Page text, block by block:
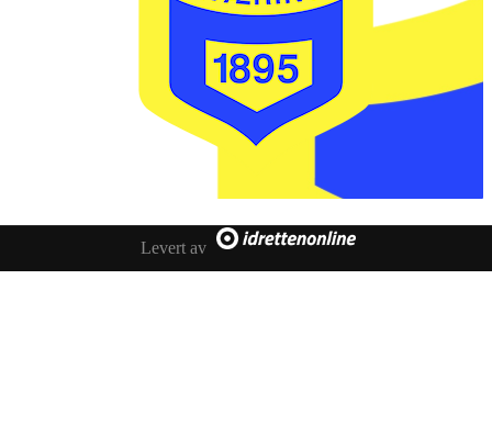
IL FLÅVÆRINGEN
Levert av